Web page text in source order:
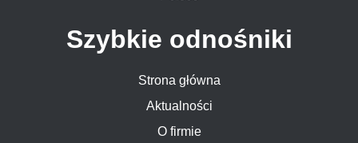
Szybkie odnośniki
Strona główna
Aktualności
O firmie